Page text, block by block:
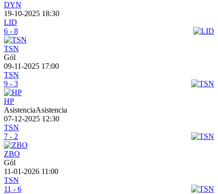
DYN
19-10-2025 18:30
LID
6 - 8
TSN
Gól
09-11-2025 17:00
TSN
9 - 3
HP
AsistenciaAsistencia
07-12-2025 12:30
TSN
7 - 2
ZBO
Gól
11-01-2026 11:00
TSN
11 - 6